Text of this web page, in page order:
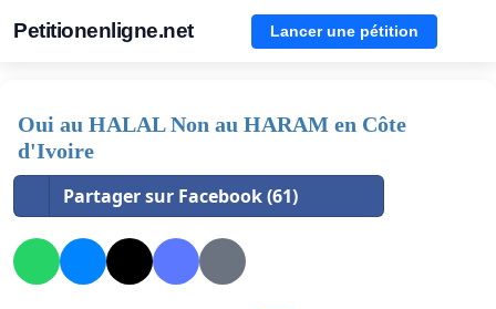
Petitionenligne.net Lancer une pétition
Oui au HALAL Non au HARAM en Côte
d'Ivoire
Partager sur Facebook (61)